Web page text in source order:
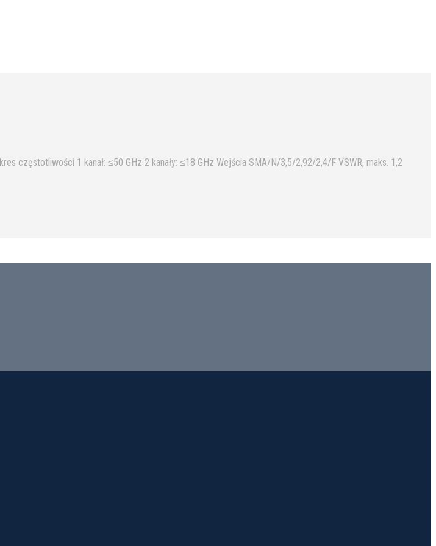
częstotliwości 1 kanał: ≤50 GHz 2 kanały: ≤18 GHz Wejścia SMA/N/3,5/2,92/2,4/F VSWR, maks. 1,2